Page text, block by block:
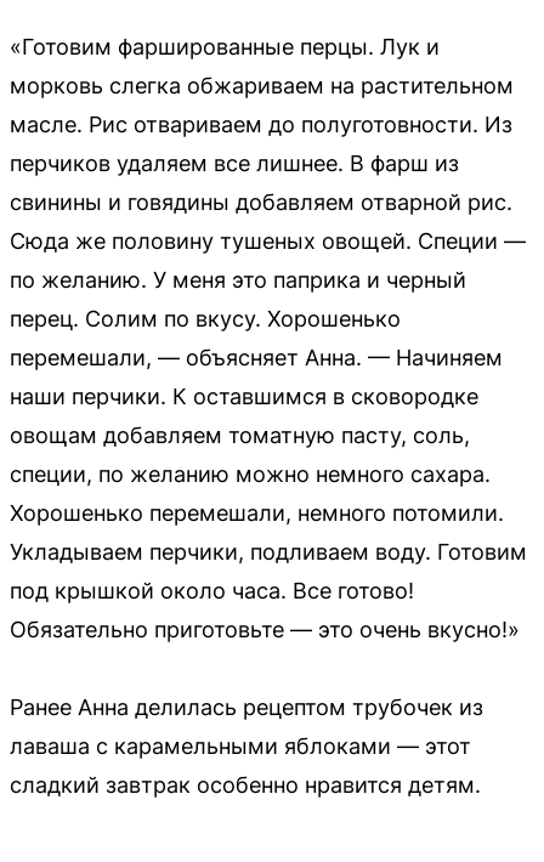
«Готовим фаршированные перцы. Лук и
морковь слегка обжариваем на растительном
масле. Рис отвариваем до полуготовности. Из
перчиков удаляем все лишнее. В фарш из
свинины и говядины добавляем отварной рис.
Сюда же половину тушеных овощей. Специи —
по желанию. У меня это паприка и черный
перец. Солим по вкусу. Хорошенько
перемешали, — объясняет Анна. — Начиняем
наши перчики. К оставшимся в сковородке
овощам добавляем томатную пасту, соль,
специи, по желанию можно немного сахара.
Хорошенько перемешали, немного потомили.
Укладываем перчики, подливаем воду. Готовим
под крышкой около часа. Все готово!
Обязательно приготовьте — это очень вкусно!»
Ранее Анна делилась рецептом трубочек из
лаваша с карамельными яблоками — этот
сладкий завтрак особенно нравится детям.